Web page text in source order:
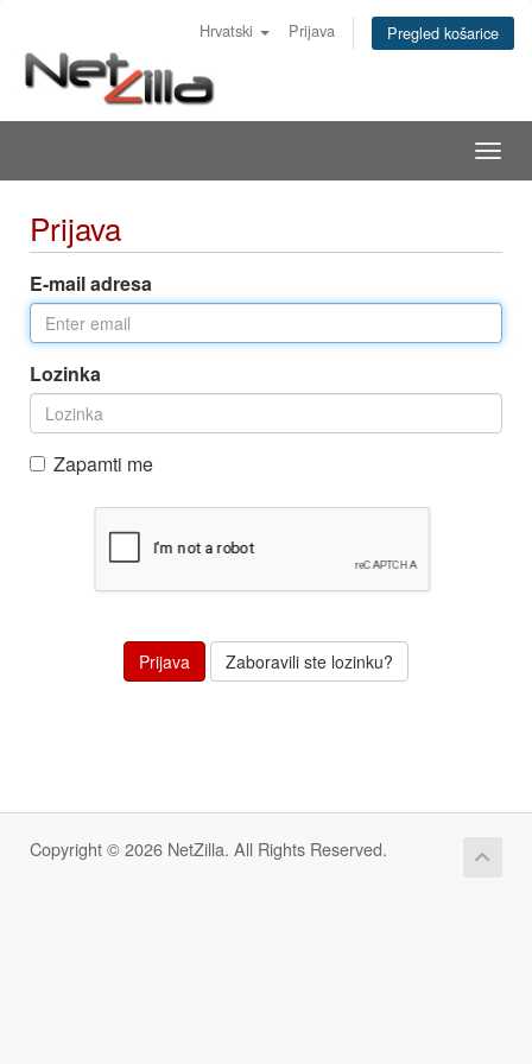
Hrvatski Prijava Pregled košarice
Prijava
E-mail adresa
Lozinka
Zapamti me
Zaboravili ste lozinku?
Copyright © 2026 NetZilla. All Rights Reserved.